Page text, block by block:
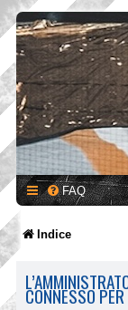
FAQ
Indice
CONNESSO